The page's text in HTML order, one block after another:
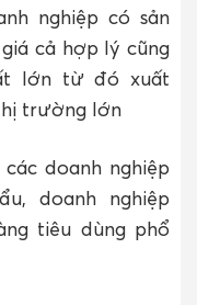
nghiệp có sản
cả hợp lý cũng
lớn từ đó xuất
trường lớn
doanh nghiệp
doanh nghiệp
tiêu dùng phổ